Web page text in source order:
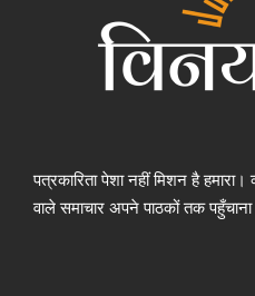
पत्रकारिता पेशा नहीं मिशन है
वाले समाचार अपने पाठकों तक पहुँचाना